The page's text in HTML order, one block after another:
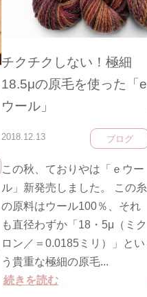
チクチクしない！極細
18.5μの原毛を使った「e
ウール」
2018.12.13 ブログ
この秋、ておりやは「ｅウー
ル」新発売しました。 この糸
の原料はウール100％、それ
も直径わずか「18・5μ（ミク
ロン／＝0.0185ミリ）」とい
う貴重な極細の原毛...
続きを読む